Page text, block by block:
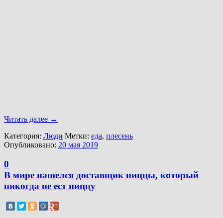
Читать далее →
Категория: Люди Метки: еда, плесень
Опубликовано: 20 мая 2019
0
В мире нашелся доставщик пиццы, который
никогда не ест пиццу